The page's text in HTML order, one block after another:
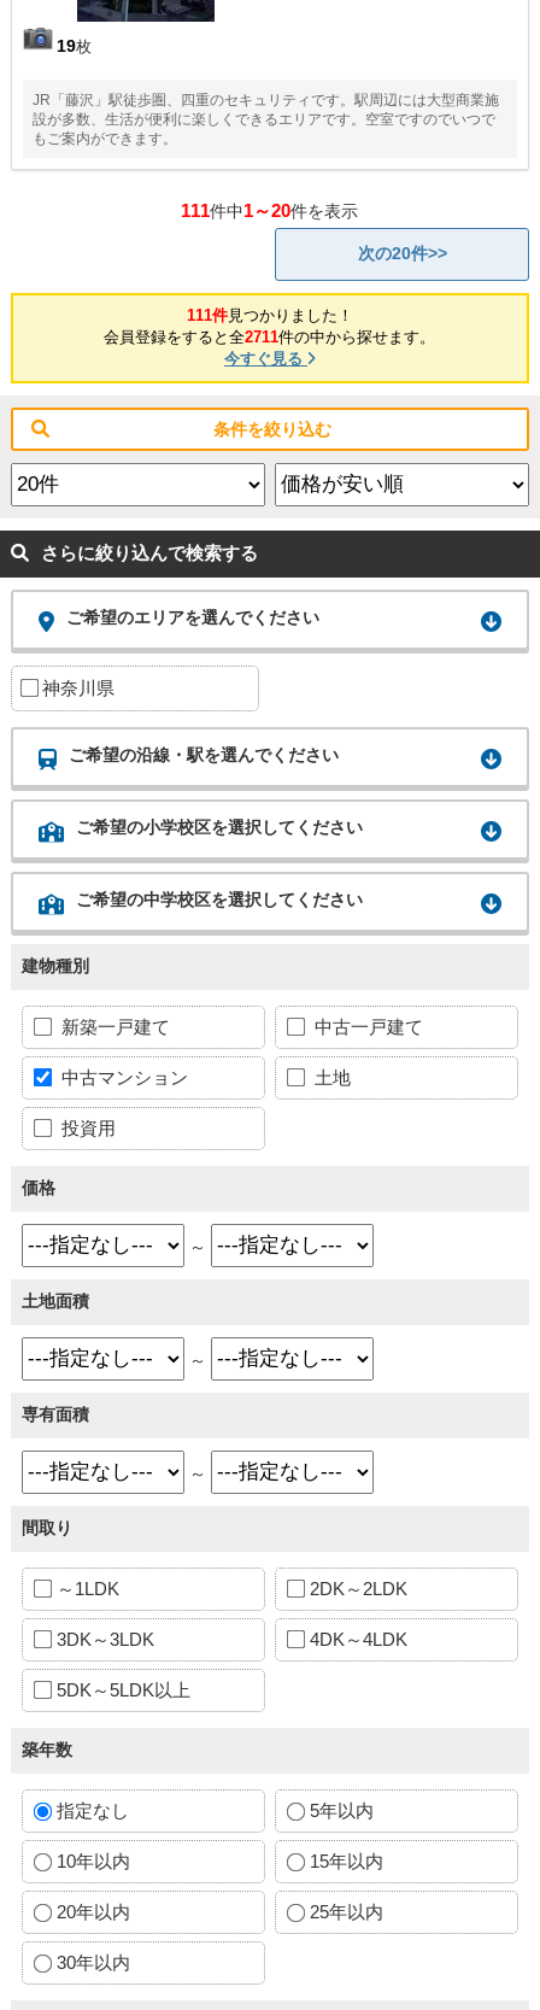
19枚
JR「藤沢」駅徒歩圏、四重のセキュリティです。駅周辺には大型商業施
設が多数、生活が便利に楽しくできるエリアです。空室ですのでいつで
もご案内ができます。
111件中1～20件を表示
次の20件>>
111件見つかりました！
会員登録をすると全2711件の中から探せます。
今すぐ見る
条件を絞り込む
さらに絞り込んで検索する
ご希望のエリアを選んでください
神奈川県
ご希望の沿線・駅を選んでください
ご希望の小学校区を選択してください
ご希望の中学校区を選択してください
建物種別
新築一戸建て 中古一戸建て
中古マンション 土地
投資用
価格
～
土地面積
～
専有面積
～
間取り
～1LDK 2DK～2LDK
3DK～3LDK 4DK～4LDK
5DK～5LDK以上
築年数
指定なし 5年以内
10年以内 15年以内
20年以内 25年以内
30年以内